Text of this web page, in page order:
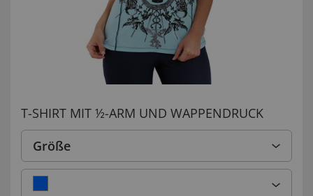
T-SHIRT MIT ½-ARM UND WAPPENDRUCK
Größe